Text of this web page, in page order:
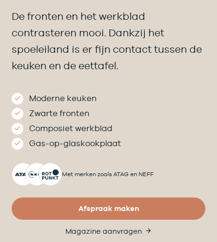
De fronten en het werkblad
contrasteren mooi. Dankzij het
spoeleiland is er fijn contact tussen de
keuken en de eettafel.
Moderne keuken
Zwarte fronten
Composiet werkblad
Gas-op-glaskookplaat
Met merken zoals ATAG en NEFF
Afspraak maken
Magazine aanvragen